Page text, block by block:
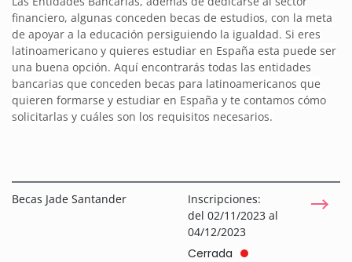
financiero, algunas conceden becas de estudios, con la meta
de apoyar a la educación persiguiendo la igualdad. Si eres
latinoamericano y quieres estudiar en España esta puede ser
una buena opción. Aquí encontrarás todas las entidades
bancarias que conceden becas para latinoamericanos que
quieren formarse y estudiar en España y te contamos cómo
solicitarlas y cuáles son los requisitos necesarios.
Becas Jade Santander
Inscripciones:
del 02/11/2023 al
04/12/2023
Cerrada